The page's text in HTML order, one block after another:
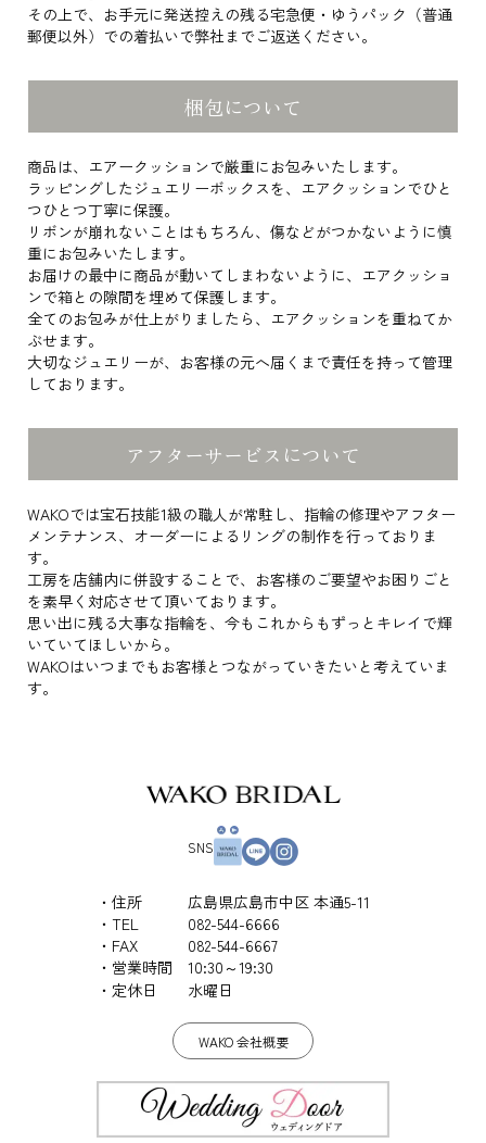
その上で、お手元に発送控えの残る宅急便・ゆうパック（普通
郵便以外）での着払いで弊社までご返送ください。
梱包について
商品は、エアークッションで厳重にお包みいたします。
ラッピングしたジュエリーボックスを、エアクッションでひと
つひとつ丁寧に保護。
リボンが崩れないことはもちろん、傷などがつかないように慎
重にお包みいたします。
お届けの最中に商品が動いてしまわないように、エアクッショ
ンで箱との隙間を埋めて保護します。
全てのお包みが仕上がりましたら、エアクッションを重ねてか
ぶせます。
大切なジュエリーが、お客様の元へ届くまで責任を持って管理
しております。
アフターサービスについて
WAKOでは宝石技能1級の職人が常駐し、指輪の修理やアフター
メンテナンス、オーダーによるリングの制作を行っておりま
す。
工房を店舗内に併設することで、お客様のご要望やお困りごと
を素早く対応させて頂いております。
思い出に残る大事な指輪を、今もこれからもずっとキレイで輝
いていてほしいから。
WAKOはいつまでもお客様とつながっていきたいと考えていま
す。
SNS
住所
広島県広島市中区 本通5-11
TEL
082-544-6666
FAX
082-544-6667
営業時間
10:30～19:30
定休日
水曜日
WAKO 会社概要